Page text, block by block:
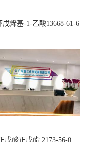
戊烯基-1-乙酸13668-61-6
戊酸正戊酯,2173-56-0